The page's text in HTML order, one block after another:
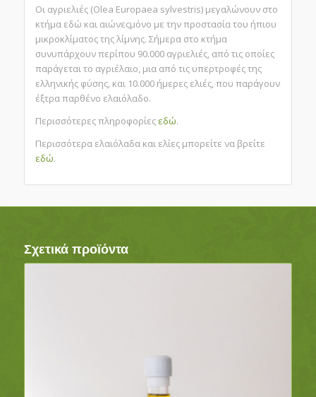
Οι αγριελιές (Olea Europaea sylvestris) μεγαλώνουν στο
κτήμα εδώ και αιώνεςμόνο με την προστασία του ήπιου
μικροκλίματος της λίμνης. Σήμερα στο κτήμα
συνυπάρχουν περίπου 90.000 αγριελιές, από τις οποίες
παράγεται το αγριέλαιο, μια από τις υπερτροφές της
ελληνικής φύσης, και 10.000 ήμερες ελιές, που παράγουν
έξτρα παρθένο ελαιόλαδο.
Περισσότερες πληροφορίες εδώ.
Περισσότερα ελαιόλαδα και ελίες μπορείτε να βρείτε
εδώ.
Σχετικά προϊόντα